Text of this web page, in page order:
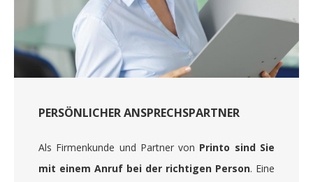
PERSÖNLICHER ANSPRECHSPARTNER
Als Firmenkunde und Partner von Printo sind Sie
mit einem Anruf bei der richtigen Person. Eine